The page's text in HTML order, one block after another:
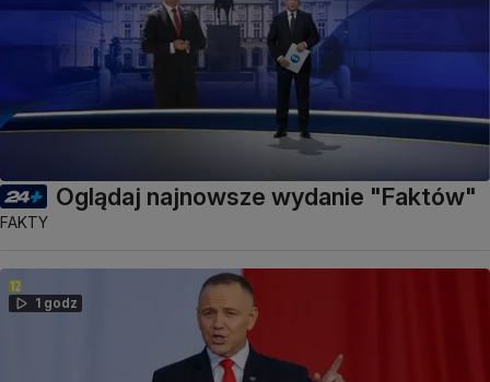
Oglądaj najnowsze wydanie "Faktów"
FAKTY
1 godz